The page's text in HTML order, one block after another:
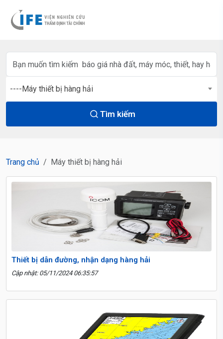
----Máy thiết bị hàng hải
Tìm kiếm
Trang chủ Máy thiết bị hàng hải
Thiết bị dẫn đường, nhận dạng hàng hải
Cập nhật: 05/11/2024 06:35:57